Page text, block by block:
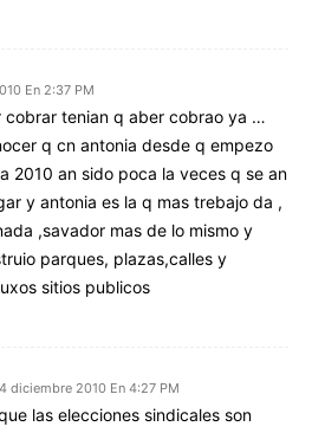
En 2:37 PM
cobrar tenian q aber cobrao ya …
q cn antonia desde q empezo
2010 an sido poca la veces q se an
y antonia es la q mas trebajo da ,
,savador mas de lo mismo y
parques, plazas,calles y
sitios publicos
diciembre 2010 En 4:27 PM
las elecciones sindicales son